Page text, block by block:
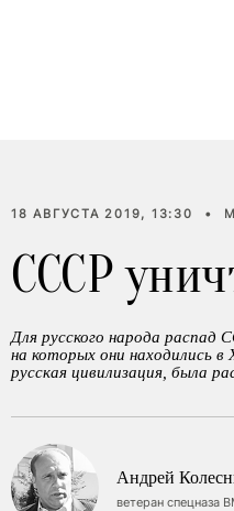
18 АВГУСТА 2019, 13:30 •
СССР
Для русского народа распад
на которых они находились в
русская цивилизация, была
Андрей
ветеран спецназа